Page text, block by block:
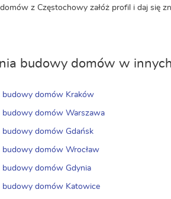
z Częstochowy załóż profil i daj się
budowy domów w
budowy domów Kraków
budowy domów Warszawa
budowy domów Gdańsk
budowy domów Wrocław
budowy domów Gdynia
budowy domów Katowice